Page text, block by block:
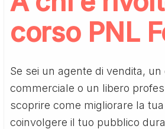
corso PNL
Se sei un agente di vendita,
commerciale o un libero
scoprire come migliorare la
coinvolgere il tuo pubblico